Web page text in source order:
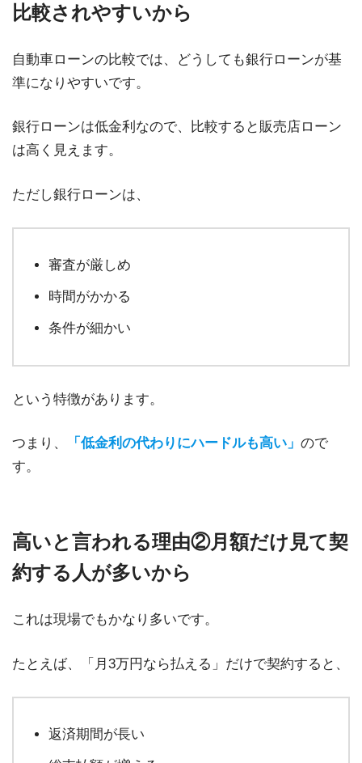
比較されやすいから
自動車ローンの比較では、どうしても銀行ローンが基
準になりやすいです。
銀行ローンは低金利なので、比較すると販売店ローン
は高く見えます。
ただし銀行ローンは、
審査が厳しめ
時間がかかる
条件が細かい
という特徴があります。
つまり、 「低金利の代わりにハードルも高い」 ので
す。
高いと言われる理由②月額だけ見て契
約する人が多いから
これは現場でもかなり多いです。
たとえば、「月3万円なら払える」だけで契約すると、
返済期間が長い